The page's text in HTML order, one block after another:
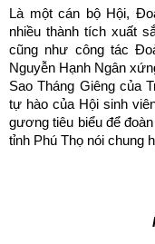
Là một cán bộ Hội,
nhiều thành tích xuất
cũng như công tác
Nguyễn Hạnh Ngân
Sao Tháng Giêng của
tự hào của Hội sinh
gương tiêu biểu để
tỉnh Phú Thọ nói chung